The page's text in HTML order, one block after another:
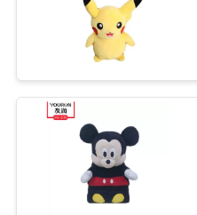
Mainan
Hewan